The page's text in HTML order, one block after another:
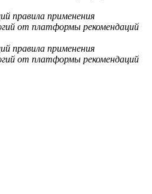
правила применения
от платформы рекомендаций
правила применения
от платформы рекомендаций